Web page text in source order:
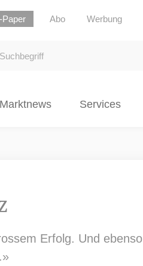
Paper Abo Werbung
Marktnews Services
Erfolg. Und ebenso